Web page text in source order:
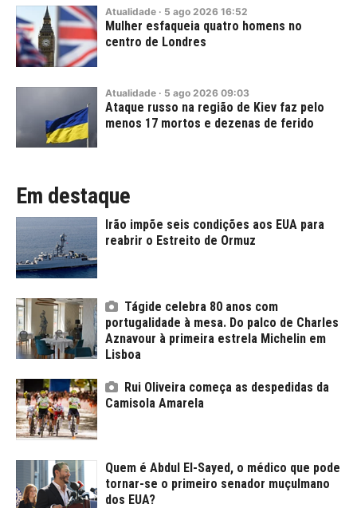
Atualidade · 5 ago 2026 16:52
Mulher esfaqueia quatro homens no
centro de Londres
Atualidade · 5 ago 2026 09:03
Ataque russo na região de Kiev faz pelo
menos 17 mortos e dezenas de ferido
Em destaque
Irão impõe seis condições aos EUA para
reabrir o Estreito de Ormuz
Tágide celebra 80 anos com
portugalidade à mesa. Do palco de Charles
Aznavour à primeira estrela Michelin em
Lisboa
Rui Oliveira começa as despedidas da
Camisola Amarela
Quem é Abdul El-Sayed, o médico que pode
tornar-se o primeiro senador muçulmano
dos EUA?